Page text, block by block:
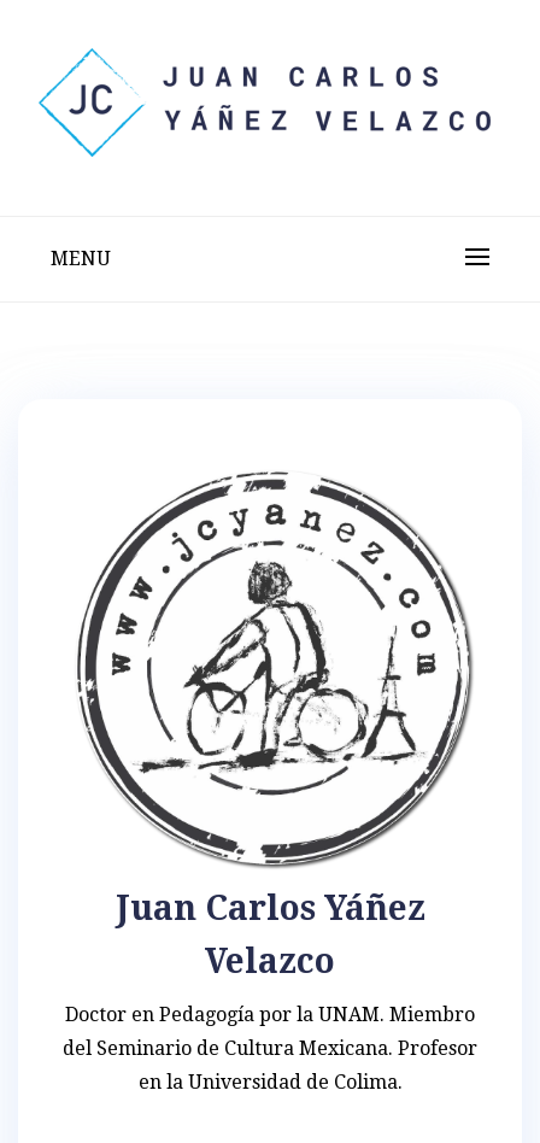
content
MENU
Juan Carlos Yáñez
Velazco
Doctor en Pedagogía por la UNAM. Miembro
del Seminario de Cultura Mexicana. Profesor
en la Universidad de Colima.